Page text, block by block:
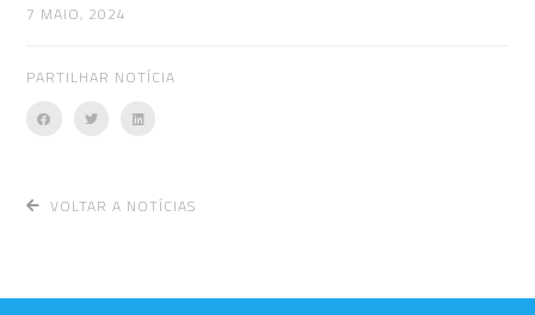
7 MAIO, 2024
PARTILHAR NOTÍCIA
VOLTAR A NOTÍCIAS